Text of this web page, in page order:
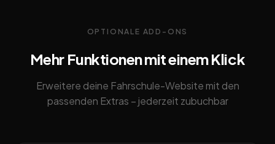
OPTIONALE ADD-ONS
Mehr Funktionen mit einem Klick
Erweitere deine Fahrschule-Website mit den
passenden Extras – jederzeit zubuchbar